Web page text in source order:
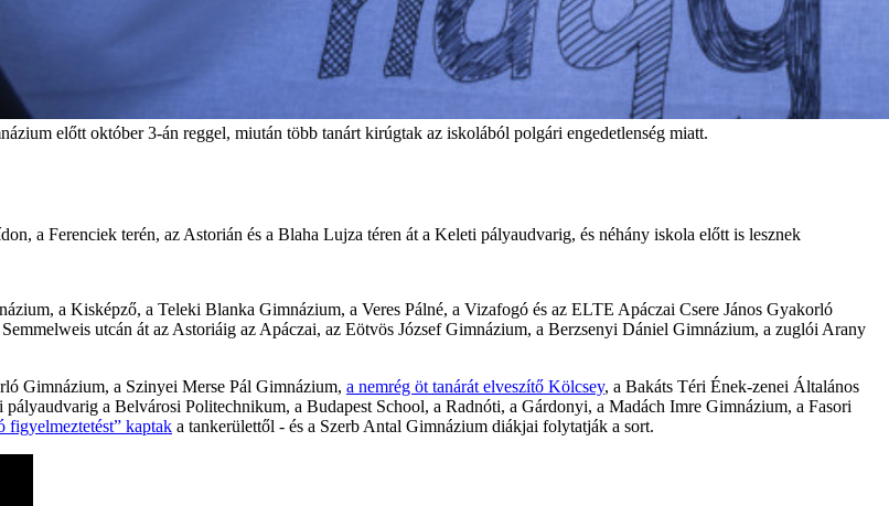
előtt október 3-án reggel, miután több tanárt kirúgtak az iskolából polgári engedetlenség miatt.
a Ferenciek terén, az Astorián és a Blaha Lujza téren át a Keleti pályaudvarig, és néhány iskola előtt is lesznek
a Kisképző, a Teleki Blanka Gimnázium, a Veres Pálné, a Vizafogó és az ELTE Apáczai Csere János Gyakorló
utcán át az Astoriáig az Apáczai, az Eötvös József Gimnázium, a Berzsenyi Dániel Gimnázium, a zuglói Arany
Gimnázium, a Szinyei Merse Pál Gimnázium, a nemrég öt tanárát elveszítő Kölcsey, a Bakáts Téri Ének-zenei Általános
a Belvárosi Politechnikum, a Budapest School, a Radnóti, a Gárdonyi, a Madách Imre Gimnázium, a Fasori
figyelmeztetést” kaptak a tankerülettől - és a Szerb Antal Gimnázium diákjai folytatják a sort.